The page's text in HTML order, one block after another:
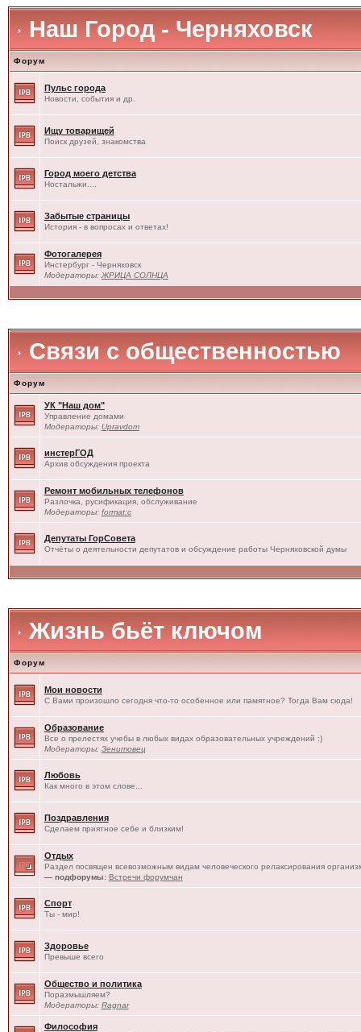
Наш Город - Черняховск
Форум
Пульс города
Новости, события и др.
Ищу товарищей
Поиск друзей, знакомства
Город моего детства
Ностальжи....
Забытые страницы
История - в вопросах и ответах!
Фотогалерея
Инстербург - Черняховск
Модераторы: ЖРИЦА СОЛНЦА
Связи с общественностью
Форум
УК "Наш дом"
Управление домами
Модераторы: Upravdom
инстерГОД
Архив обсуждения проекта
Ремонт мобильных телефонов
Разлочка, русификация, обслуживание
Модераторы: format:c
Депутаты ГорСовета
Отчёты о деятельности депутатов и обсуждение работы Черняховской думы
Жизнь бьёт ключом
Форум
Мои новости
С Вами произошло сегодня что-то особенное или памятное? Тогда Вам сюда!
Образование
Все о прелестях учебы в любых видах образовательных учреждений :)
Модераторы: Зенитовец
Любовь
Как много в этом слове...
Поздравления
Сделаем приятное себе и близким!
Отдых
Раздел посвящен всевозможным видам человеческого релаксирования
— подфорумы: Встречи форумчан
Спорт
Ты - мир!
Здоровье
Превыше всего
Общество и политика
Поразмышляем?
Модераторы: Ragnar
Философия